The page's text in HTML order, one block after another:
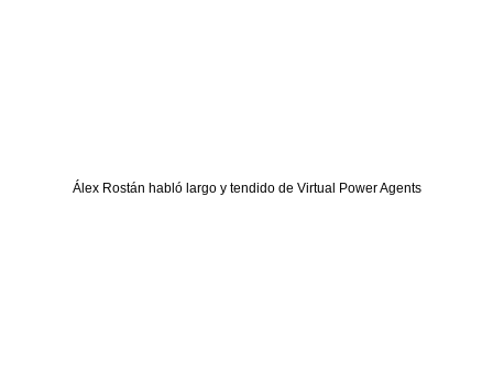
Álex Rostán habló largo y tendido de Virtual Power Agents